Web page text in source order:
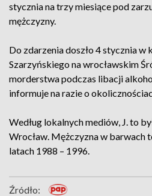
stycznia na trzy miesiące pod
mężczyzny.
Do zdarzenia doszło 4 stycznia w
Szarzyńskiego na wrocławskim
morderstwa podczas libacji
informuje na razie o
Według lokalnych mediów, J. to
Wrocław. Mężczyzna w barwach
latach 1988 – 1996.
Źródło: